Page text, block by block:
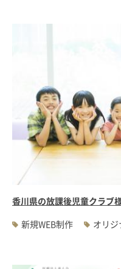
香川県の放課後児童クラブ
新規WEB制作
オリ